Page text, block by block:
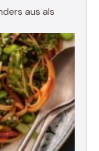
aus als